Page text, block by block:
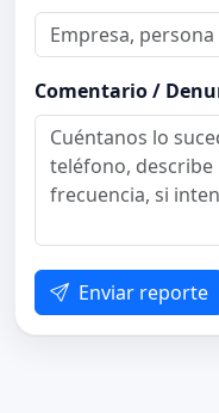
Comentario /
Enviar reporte